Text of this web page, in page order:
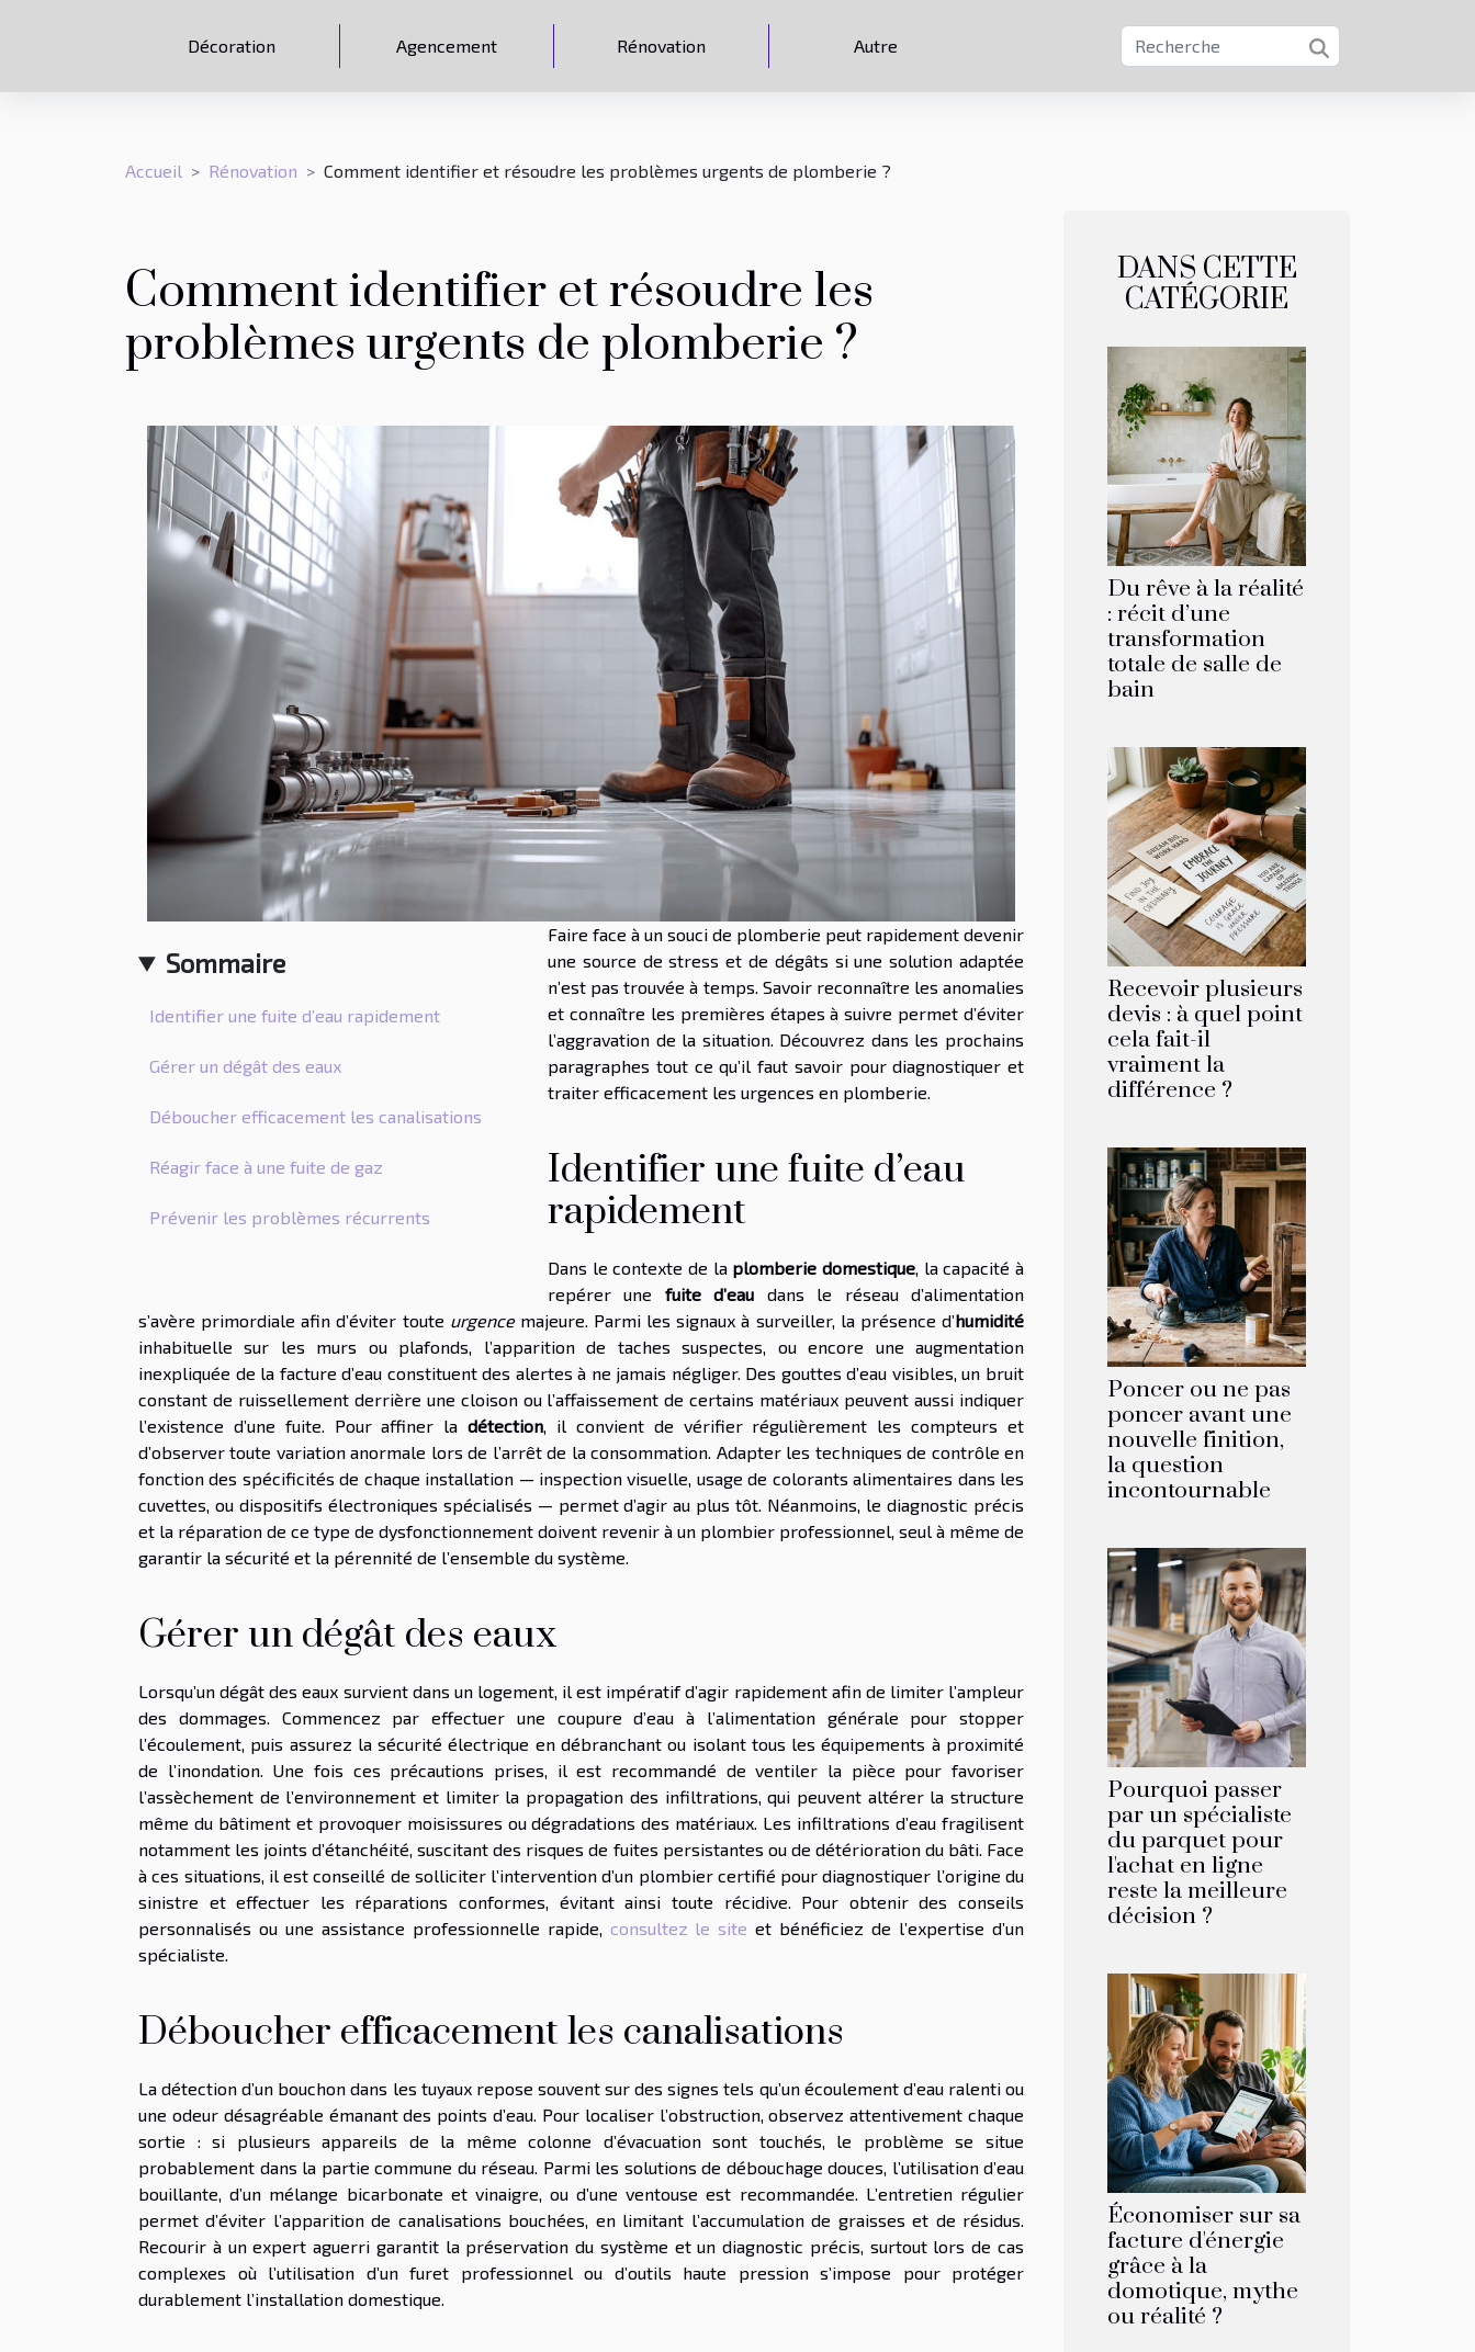
Décoration Agencement Rénovation Autre
Accueil Rénovation Comment identifier et résoudre les problèmes urgents de plomberie ?
Comment identifier et résoudre les
problèmes urgents de plomberie ?
Sommaire
Identifier une fuite d’eau rapidement
Gérer un dégât des eaux
Déboucher efficacement les canalisations
Réagir face à une fuite de gaz
Prévenir les problèmes récurrents
Faire face à un souci de plomberie peut rapidement devenir
une source de stress et de dégâts si une solution adaptée
n’est pas trouvée à temps. Savoir reconnaître les anomalies
et connaître les premières étapes à suivre permet d’éviter
l’aggravation de la situation. Découvrez dans les prochains
paragraphes tout ce qu’il faut savoir pour diagnostiquer et
traiter efficacement les urgences en plomberie.
Identifier une fuite d’eau
rapidement
Dans le contexte de la plomberie domestique, la capacité à
repérer une fuite d’eau dans le réseau d’alimentation
s’avère primordiale afin d’éviter toute urgencemajeure. Parmi les signaux à surveiller, la présence d’humidité
inhabituelle sur les murs ou plafonds, l’apparition de taches suspectes, ou encore une augmentation
inexpliquée de la facture d’eau constituent des alertes à ne jamais négliger. Des gouttes d’eau visibles, un bruit
constant de ruissellement derrière une cloison ou l’affaissement de certains matériaux peuvent aussi indiquer
l’existence d’une fuite. Pour affiner ladétection, il convient de vérifier régulièrement les compteurs et
d’observer toute variation anormale lors de l’arrêt de la consommation. Adapter les techniques de contrôle en
fonction des spécificités de chaque installation — inspection visuelle, usage de colorants alimentaires dans les
cuvettes, ou dispositifs électroniques spécialisés — permet d’agir au plus tôt. Néanmoins, le diagnostic précis
et la réparation de ce type de dysfonctionnement doivent revenir à un plombier professionnel, seul à même de
garantir la sécurité et la pérennité de l’ensemble du système.
Gérer un dégât des eaux
Lorsqu’un dégât des eaux survient dans un logement, il est impératif d’agir rapidement afin de limiter l’ampleur
des dommages. Commencez par effectuer une coupure d’eau à l’alimentation générale pour stopper
l’écoulement, puis assurez la sécurité électrique en débranchant ou isolant tous les équipements à proximité
de l’inondation. Une fois ces précautions prises, il est recommandé de ventiler la pièce pour favoriser
l’assèchement de l’environnement et limiter la propagation des infiltrations, qui peuvent altérer la structure
même du bâtiment et provoquer moisissures ou dégradations des matériaux. Les infiltrations d’eau fragilisent
notamment les joints d’étanchéité, suscitant des risques de fuites persistantes ou de détérioration du bâti. Face
à ces situations, il est conseillé de solliciter l’intervention d’un plombier certifié pour diagnostiquer l’origine du
sinistre et effectuer les réparations conformes, évitant ainsi toute récidive. Pour obtenir des conseils
personnalisés ou une assistance professionnelle rapide, consultez le site et bénéficiez de l’expertise d’un
spécialiste.
Déboucher efficacement les canalisations
La détection d’un bouchon dans les tuyaux repose souvent sur des signes tels qu’un écoulement d’eau ralenti ou
une odeur désagréable émanant des points d’eau. Pour localiser l’obstruction, observez attentivement chaque
sortie : si plusieurs appareils de la même colonne d’évacuation sont touchés, le problème se situe
probablement dans la partie commune du réseau. Parmi les solutions de débouchage douces, l’utilisation d’eau
bouillante, d’un mélange bicarbonate et vinaigre, ou d’une ventouse est recommandée. L’entretien régulier
permet d’éviter l’apparition de canalisations bouchées, en limitant l’accumulation de graisses et de résidus.
Recourir à un expert aguerri garantit la préservation du système et un diagnostic précis, surtout lors de cas
complexes où l’utilisation d’un furet professionnel ou d’outils haute pression s’impose pour protéger
durablement l’installation domestique.
DANS CETTE
CATÉGORIE
Du rêve à la réalité
: récit d’une
transformation
totale de salle de
bain
Recevoir plusieurs
devis : à quel point
cela fait-il
vraiment la
différence ?
Poncer ou ne pas
poncer avant une
nouvelle finition,
la question
incontournable
Pourquoi passer
par un spécialiste
du parquet pour
l'achat en ligne
reste la meilleure
décision ?
Économiser sur sa
facture d'énergie
grâce à la
domotique, mythe
ou réalité ?